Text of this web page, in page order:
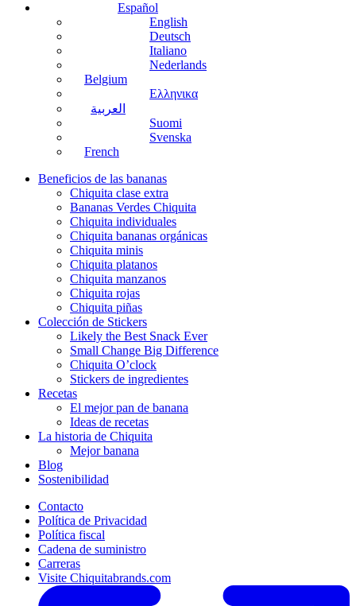
Español
English
Deutsch
Italiano
Nederlands
Belgium
Ελληνικα
العربية
Suomi
Svenska
French
Beneficios de las bananas
Chiquita clase extra
Bananas Verdes Chiquita
Chiquita individuales
Chiquita bananas orgánicas
Chiquita minis
Chiquita platanos
Chiquita manzanos
Chiquita rojas
Chiquita piñas
Colección de Stickers
Likely the Best Snack Ever
Small Change Big Difference
Chiquita O’clock
Stickers de ingredientes
Recetas
El mejor pan de banana
Ideas de recetas
La historia de Chiquita
Mejor banana
Blog
Sostenibilidad
Contacto
Política de Privacidad
Política fiscal
Cadena de suministro
Carreras
Visite Chiquitabrands.com